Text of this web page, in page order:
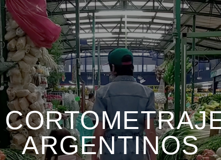
ARGENTINOS